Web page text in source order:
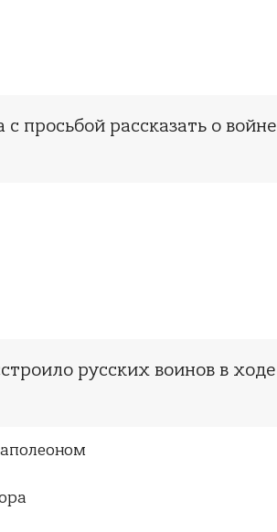
просьбой рассказать о войне
русских воинов в ходе